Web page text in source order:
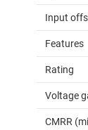
Input
Features
Rating
Voltage
CMRR